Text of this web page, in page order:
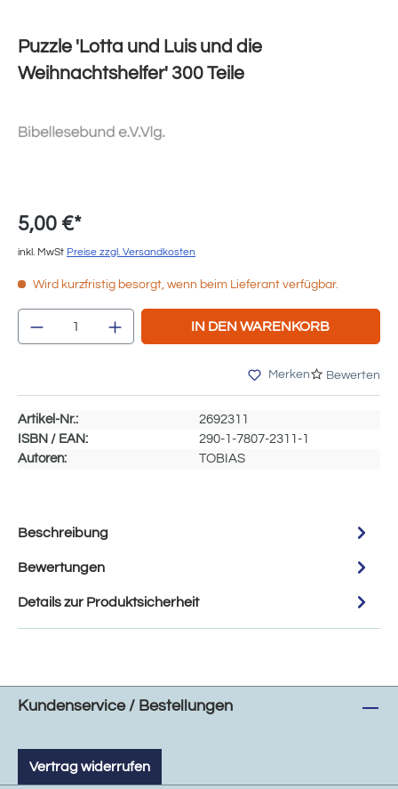
Puzzle 'Lotta und Luis und die
Weihnachtshelfer' 300 Teile
5,00 €*
inkl. MwSt Preise zzgl. Versandkosten
Wird kurzfristig besorgt, wenn beim Lieferant verfügbar.
Produkt Anzahl: Gib den gewünschten
IN DEN WARENKORB
Merken Bewerten
Artikel-Nr.:
2692311
ISBN / EAN:
290-1-7807-2311-1
Autoren:
TOBIAS
Beschreibung
Bewertungen
Details zur Produktsicherheit
Kundenservice / Bestellungen
Vertrag widerrufen